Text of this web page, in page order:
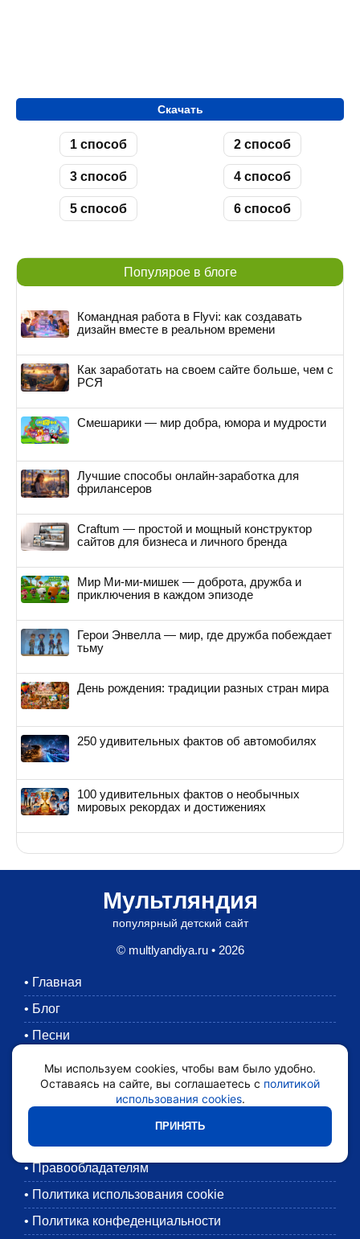
Скачать
1 способ 2 способ
3 способ 4 способ
5 способ 6 способ
Популярое в блоге
Командная работа в Flyvi: как создавать
дизайн вместе в реальном времени
Как заработать на своем сайте больше, чем с
РСЯ
Смешарики — мир добра, юмора и мудрости
Лучшие способы онлайн-заработка для
фрилансеров
Craftum — простой и мощный конструктор
сайтов для бизнеса и личного бренда
Мир Ми-ми-мишек — доброта, дружба и
приключения в каждом эпизоде
Герои Энвелла — мир, где дружба побеждает
тьму
День рождения: традиции разных стран мира
250 удивительных фактов об автомобилях
100 удивительных фактов о необычных
мировых рекордах и достижениях
Мультляндия
популярный детский сайт
© multlyandiya.ru • 2026
• Главная
• Блог
• Песни
Раскраски
Картинки
•
•
• Правообладателям
• Политика использования cookie
• Политика конфеденциальности
Мы используем cookies, чтобы вам было удобно.
Оставаясь на сайте, вы соглашаетесь с политикой
использования cookies.
ПРИНЯТЬ